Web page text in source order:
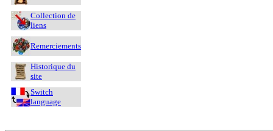
Collection de
liens
Remerciements
Historique du
site
Switch
language